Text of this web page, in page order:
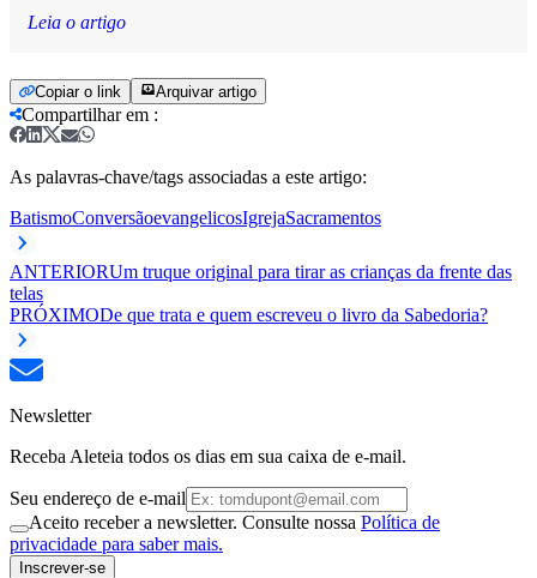
Leia o artigo
Copiar o link Arquivar artigo
Compartilhar em :
As palavras-chave/tags associadas a este artigo:
BatismoConversãoevangelicosIgrejaSacramentos
ANTERIORUm truque original para tirar as crianças da frente das
telas
PRÓXIMODe que trata e quem escreveu o livro da Sabedoria?
Newsletter
Receba Aleteia todos os dias em sua caixa de e-mail.
Seu endereço de e-mail
Aceito receber a newsletter. Consulte nossa Política de
privacidade para saber mais.
Inscrever-se